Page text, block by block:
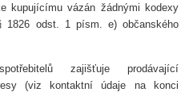
kupujícímu vázán žádnými kodexy
1826 odst. 1 písm. e) občanského
zajišťuje prodávající
(viz kontaktní údaje na konci